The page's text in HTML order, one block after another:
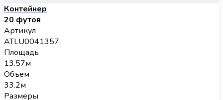
Контейнер
20 футов
Артикул
ATLU0041357
Площадь
13.57м
Объем
33.2м
Размеры